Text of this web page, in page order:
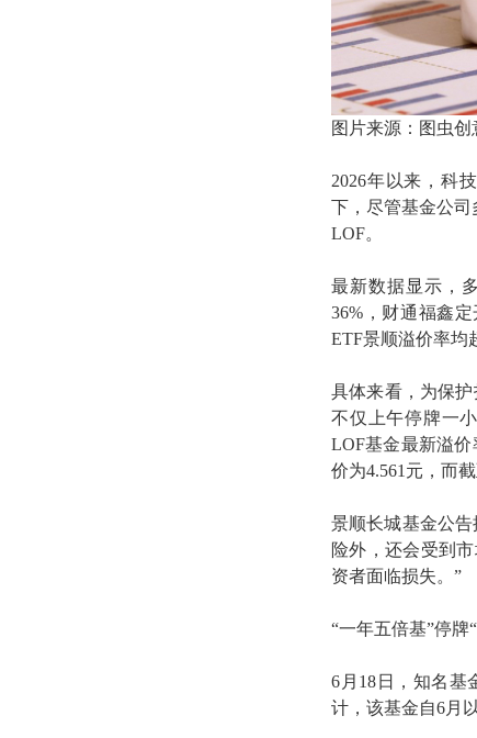
图片来源：图虫创
2026年以来，科
下，尽管基金公司
LOF。
最新数据显示，
36%，财通福鑫
ETF景顺溢价率均
具体来看，为保护
不仅上午停牌一
LOF基金最新溢价
价为4.561元，而
景顺长城基金公
险外，还会受到
资者面临损失。”
“一年五倍基”停牌
6月18日，知名基
计，该基金自6月